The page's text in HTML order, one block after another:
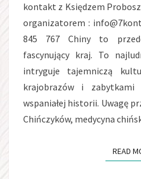
kontakt z Księdzem
organizatorem :
845 767 Chiny to
fascynujący kraj. To
intryguje tajemniczą
krajobrazów i zabytkami
wspaniałej historii. Uwagę
Chińczyków, medycyna
READ